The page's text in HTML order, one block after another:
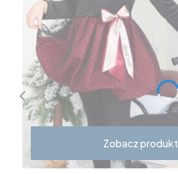
Zobacz produkt